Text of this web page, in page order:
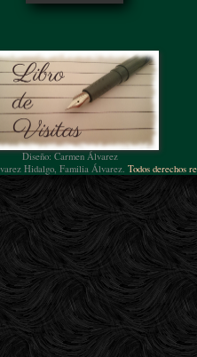
Diseño: Carmen Álvarez
Hidalgo, Familia Álvarez. Todos derechos